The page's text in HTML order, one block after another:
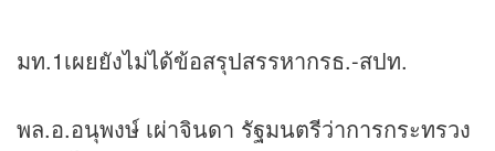
มท.1เผยยังไม่ได้ข้อสรุปสรรหากรธ.-สปท.
พล.อ.อนุพงษ์ เผ่าจินดา รัฐมนตรีว่าการกระทรวง